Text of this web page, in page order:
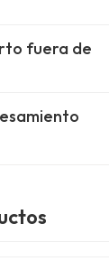
fuera de